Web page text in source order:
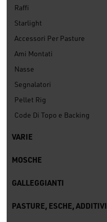
Raffi
Starlight
Accessori Per Pasture
Ami Montati
Nasse
Segnalatori
Pellet Rig
Code Di Topo e Backing
VARIE
MOSCHE
GALLEGGIANTI
PASTURE, ESCHE, ADDITIVI